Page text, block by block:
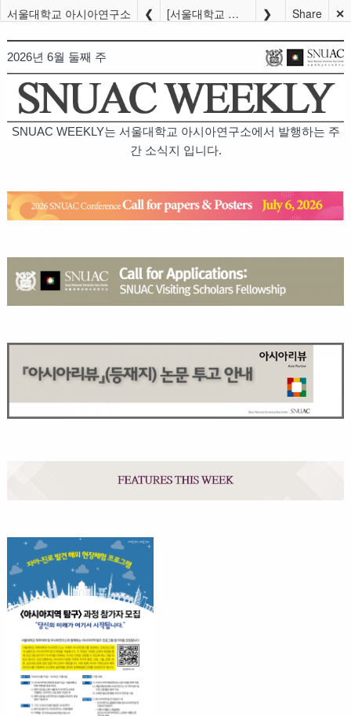
서울대학교 아시아연구소 [서울대학교 아시아연구소] 2026 SNUAC WEEKLY (6월 둘째 주) ✕
Share